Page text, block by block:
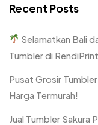
Recent Posts
Selamatkan Bali
Tumbler di
Pusat Grosir
Harga Termurah!
Jual Tumbler Sakura